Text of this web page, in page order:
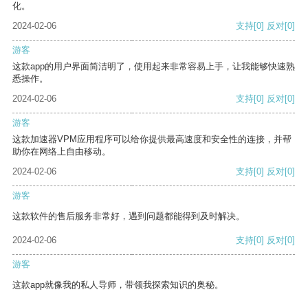
化。
2024-02-06
支持[0] 反对[0]
游客
这款app的用户界面简洁明了，使用起来非常容易上手，让我能够快速熟
悉操作。
2024-02-06
支持[0] 反对[0]
游客
这款加速器VPM应用程序可以给你提供最高速度和安全性的连接，并帮
助你在网络上自由移动。
2024-02-06
支持[0] 反对[0]
游客
这款软件的售后服务非常好，遇到问题都能得到及时解决。
2024-02-06 支持[0] 反对[0]
游客
这款app就像我的私人导师，带领我探索知识的奥秘。